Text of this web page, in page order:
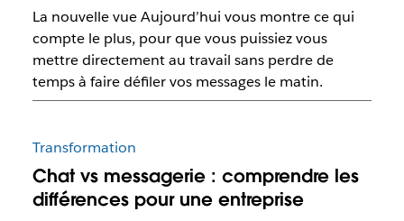
La nouvelle vue Aujourd’hui vous montre ce qui
compte le plus, pour que vous puissiez vous
mettre directement au travail sans perdre de
temps à faire défiler vos messages le matin.
Transformation
Chat vs messagerie : comprendre les
différences pour une entreprise